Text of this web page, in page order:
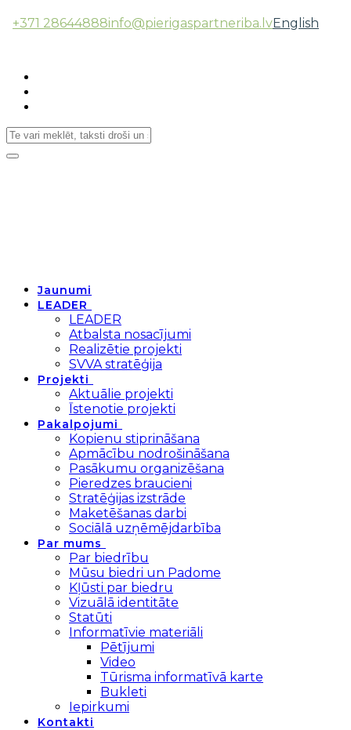
+371 28644888info@pierigaspartneriba.lvEnglish
Toggle
Jaunumi
LEADER
LEADER
Atbalsta nosacījumi
Realizētie projekti
SVVA stratēģija
Projekti
Aktuālie projekti
Īstenotie projekti
Pakalpojumi
Kopienu stiprināšana
Apmācību nodrošināšana
Pasākumu organizēšana
Pieredzes braucieni
Stratēģijas izstrāde
Maketēšanas darbi
Sociālā uzņēmējdarbība
Par mums
Par biedrību
Mūsu biedri un Padome
Kļūsti par biedru
Vizuālā identitāte
Statūti
Informatīvie materiāli
Pētījumi
Video
Tūrisma informatīvā karte
Bukleti
Iepirkumi
Kontakti